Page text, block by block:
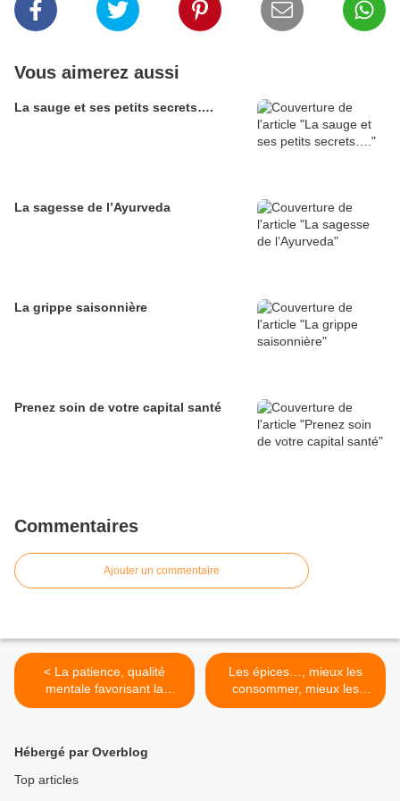
Vous aimerez aussi
La sauge et ses petits secrets….
La sagesse de l’Ayurveda
La grippe saisonnière
Prenez soin de votre capital santé
Commentaires
Ajouter un commentaire
< La patience, qualité
mentale favorisant la
méditation
Les épices…, mieux les
consommer, mieux les
savourer >
Hébergé par Overblog
Top articles